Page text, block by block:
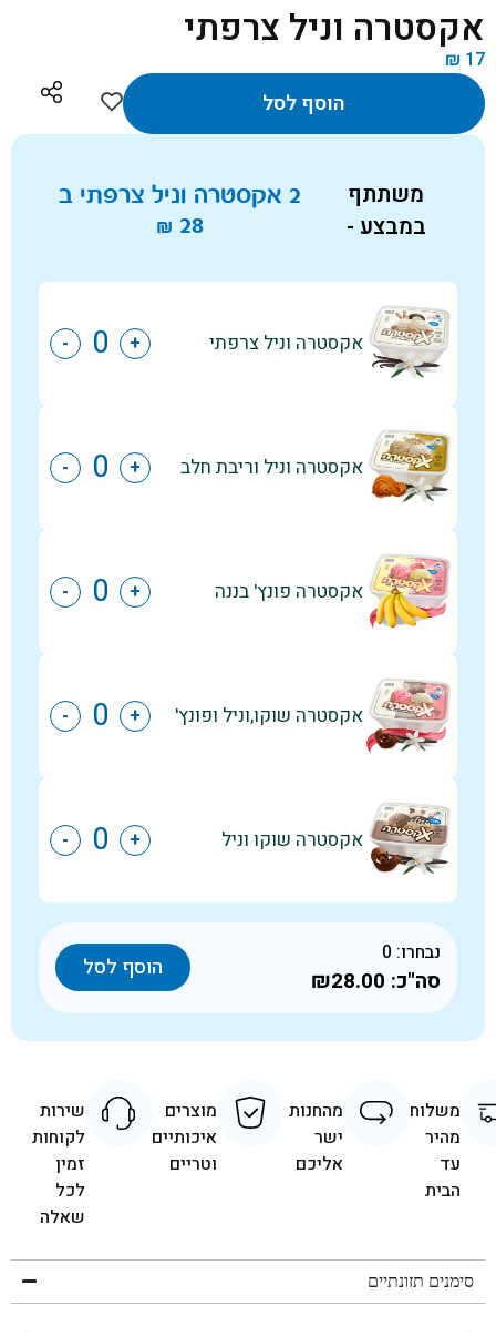
אקסטרה וניל צרפתי
₪ 17
הוסף לסל
משתתף
במבצע -
2 אקסטרה וניל צרפתי ב
₪ 28
אקסטרה וניל צרפתי +
-
אקסטרה וניל וריבת חלב +
-
אקסטרה פונץ' בננה +
-
אקסטרה שוקו,וניל ופונץ' +
-
אקסטרה שוקו וניל +
-
נבחרו: 0
סה"כ: ₪28.00 הוסף לסל
משלוח
מהיר
עד
הבית
מהחנות
ישר
אליכם
מוצרים
איכותיים
וטריים
שירות
לקוחות
זמין
לכל
שאלה
סימנים תזונתיים